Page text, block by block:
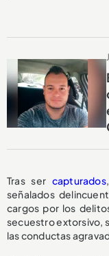
Tras ser capturados
señalados
cargos por los
secuestro extorsivo,
las conductas